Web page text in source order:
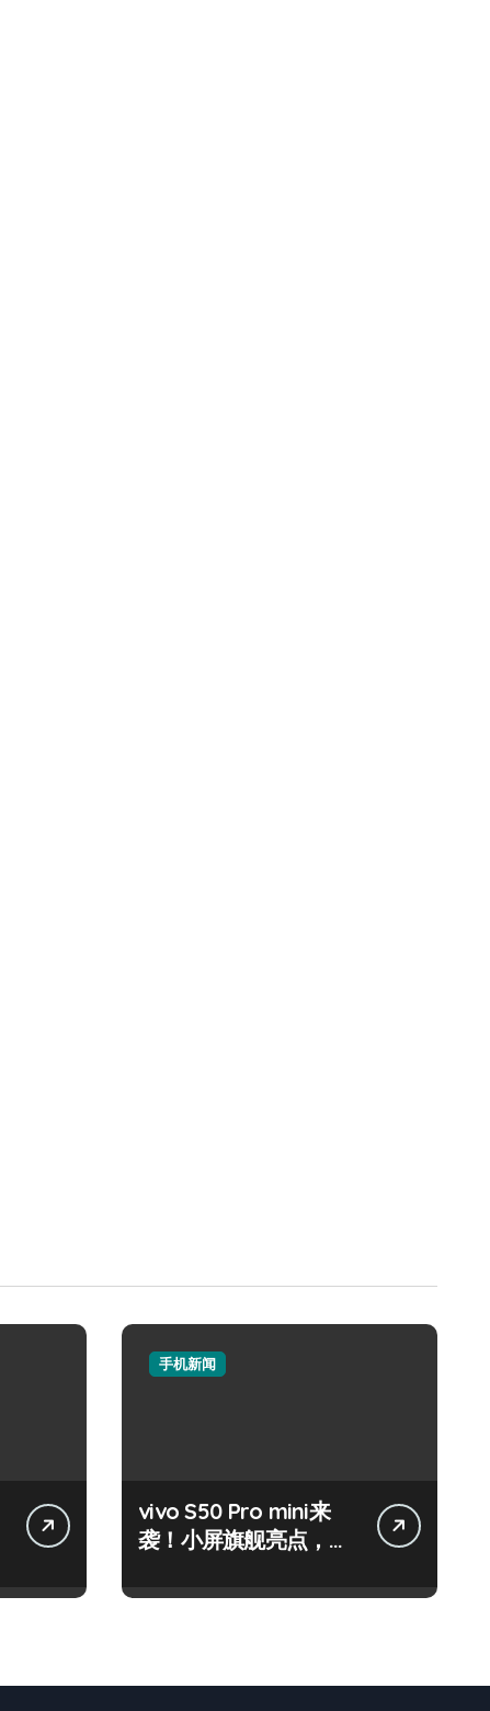
手机新闻
vivo S50 Pro mini来
袭！小屏旗舰亮点，代